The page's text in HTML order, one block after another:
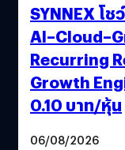
SYNNEX โช
Recurring
Growth
0.10 บาท/หุ้น
06/08/2026